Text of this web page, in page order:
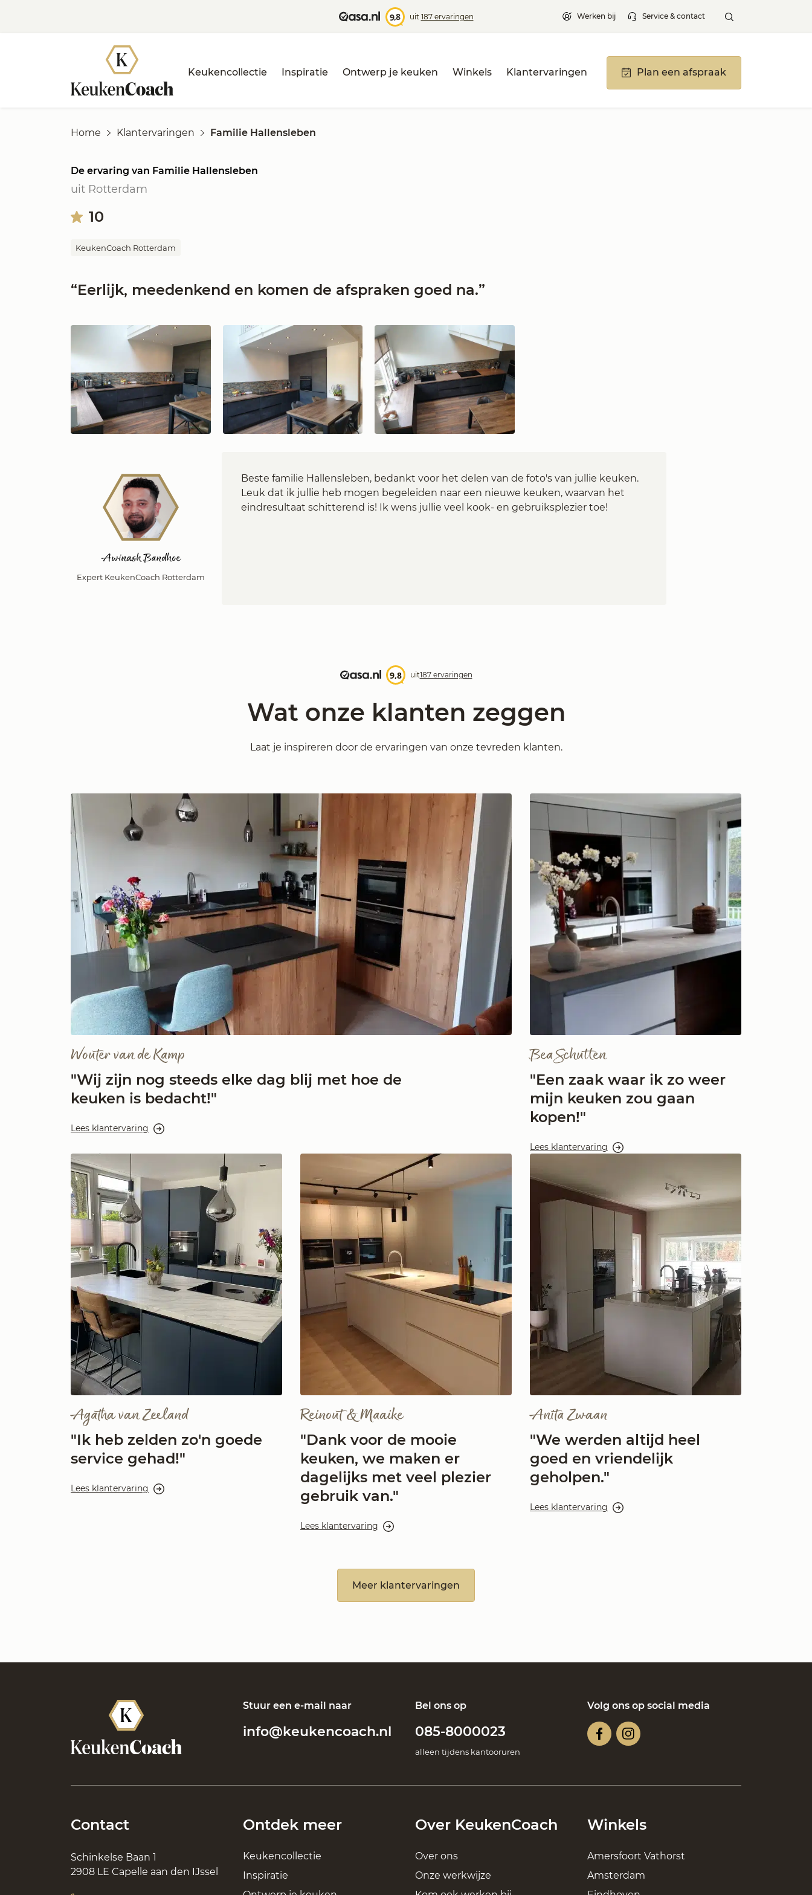
9,8 uit 187 ervaringen Werken bij Service & contact
Keukencollectie Inspiratie Ontwerp je keuken Winkels Klantervaringen Plan een afspraak
Home Klantervaringen Familie Hallensleben
De ervaring van Familie Hallensleben
uit Rotterdam
10
KeukenCoach Rotterdam
“Eerlijk, meedenkend en komen de afspraken goed na.”
Awinash Bandhoe
Expert KeukenCoach Rotterdam
Beste familie Hallensleben, bedankt voor het delen van de foto's van jullie keuken.
Leuk dat ik jullie heb mogen begeleiden naar een nieuwe keuken, waarvan het
eindresultaat schitterend is! Ik wens jullie veel kook- en gebruiksplezier toe!
9,8 uit187 ervaringen
Wat onze klanten zeggen
Laat je inspireren door de ervaringen van onze tevreden klanten.
Wouter van de Kamp
"Wij zijn nog steeds elke dag blij met hoe de
keuken is bedacht!"
Lees klantervaring
Bea Schutten
"Een zaak waar ik zo weer
mijn keuken zou gaan
kopen!"
Lees klantervaring
Agatha van Zeeland
"Ik heb zelden zo'n goede
service gehad!"
Lees klantervaring
Reinout & Maaike
"Dank voor de mooie
keuken, we maken er
dagelijks met veel plezier
gebruik van."
Lees klantervaring
Anita Zwaan
"We werden altijd heel
goed en vriendelijk
geholpen."
Lees klantervaring
Meer klantervaringen
Stuur een e-mail naar
info@keukencoach.nl
Bel ons op
085-8000023
alleen tijdens kantooruren
Volg ons op social media
Contact
Schinkelse Baan 1
2908 LE Capelle aan den IJssel
Ontdek meer
Keukencollectie
Inspiratie
Over KeukenCoach
Over ons
Onze werkwijze
Winkels
Amersfoort Vathorst
Amsterdam